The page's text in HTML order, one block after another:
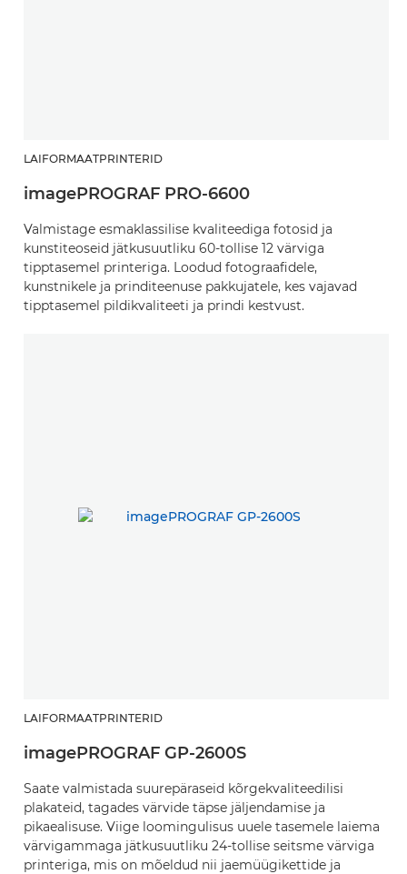
LAIFORMAATPRINTERID
imagePROGRAF PRO-6600
Valmistage esmaklassilise kvaliteediga fotosid ja
kunstiteoseid jätkusuutliku 60-tollise 12 värviga
tipptasemel printeriga. Loodud fotograafidele,
kunstnikele ja prinditeenuse pakkujatele, kes vajavad
tipptasemel pildikvaliteeti ja prindi kestvust.
LAIFORMAATPRINTERID
imagePROGRAF GP-2600S
Saate valmistada suurepäraseid kõrgekvaliteedilisi
plakateid, tagades värvide täpse jäljendamise ja
pikaealisuse. Viige loomingulisus uuele tasemele laiema
värvigammaga jätkusuutliku 24-tollise seitsme värviga
printeriga, mis on mõeldud nii jaemüügikettide ja